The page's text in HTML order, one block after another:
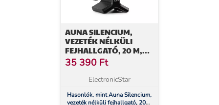
AUNA SILENCIUM,
VEZETÉK NÉLKÜLI
FEJHALLGATÓ, 20 M,
2,4 GHZ,
TV/HIFI/CD/MP3,
AKKUMULÁTOR,
35 390 Ft
ElectronicStar
Hasonlók, mint Auna Silencium,
vezeték nélküli fejhallgató, 20